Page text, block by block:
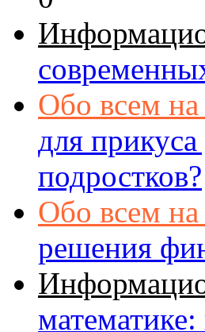
Обо всем на
для
подростков?
Обо всем на
решения